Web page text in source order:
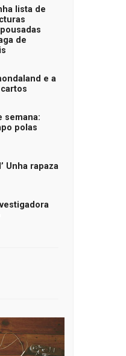
lista de
de
e a
semana:
polas
Unha rapaza